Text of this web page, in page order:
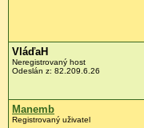
VláďaH
Neregistrovaný host
Odeslán z: 82.209.6.26
Manemb
Registrovaný uživatel